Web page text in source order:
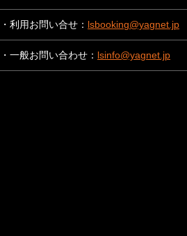
・利用お問い合せ： lsbooking@yagnet.jp
・一般お問い合わせ： lsinfo@yagnet.jp